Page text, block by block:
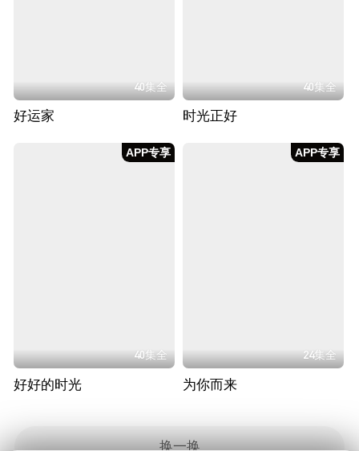
40集全
好运家
40集全
时光正好
APP专享
40集全
好好的时光
APP专享
24集全
为你而来
换一换